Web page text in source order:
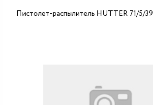
Пистолет-распылитель HUTTER 71/5/39